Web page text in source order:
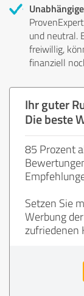
und neutral.
freiwillig,
finanziell
Ihr guter
Die beste
85 Prozent
Setzen Sie
Werbung
zufriedenen